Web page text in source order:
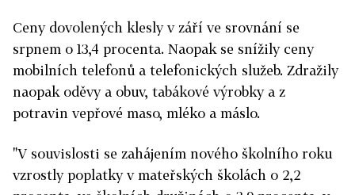
Ceny dovolených klesly v září ve srovnání se
srpnem o 13,4 procenta. Naopak se snížily ceny
mobilních telefonů a telefonických služeb. Zdražily
naopak oděvy a obuv, tabákové výrobky a z
potravin vepřové maso, mléko a máslo.
"V souvislosti se zahájením nového školního roku
vzrostly poplatky v mateřských školách o 2,2